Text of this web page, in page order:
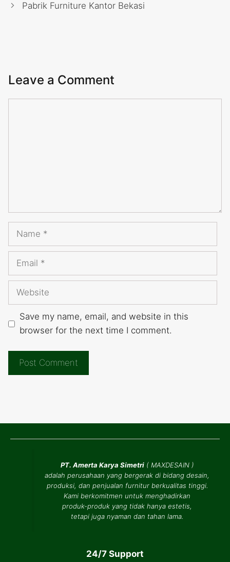
Pabrik Furniture Kantor Bekasi
Leave a Comment
Name
Email
Website
Save my name, email, and website in this
browser for the next time I comment.
PT. Amerta Karya Simetri( MAXDESAIN)
adalah perusahaan yang bergerak di bidang desain,
produksi, dan penjualan furnitur berkualitas tinggi.
Kami berkomitmen untuk menghadirkan
produk-produk yang tidak hanya estetis,
tetapi juga nyaman dan tahan lama.
24/7 Support